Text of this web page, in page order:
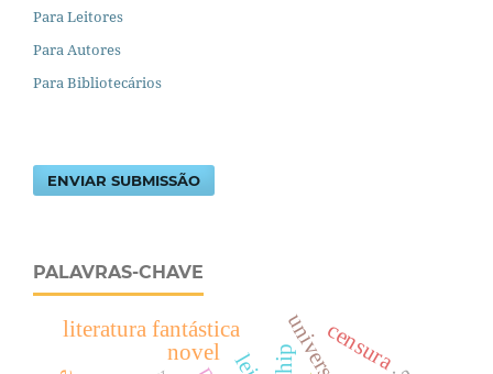
Para Leitores
Para Autores
Para Bibliotecários
ENVIAR SUBMISSÃO
PALAVRAS-CHAVE
literatura fantástica censura
novel